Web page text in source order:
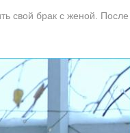
свой брак с женой. После